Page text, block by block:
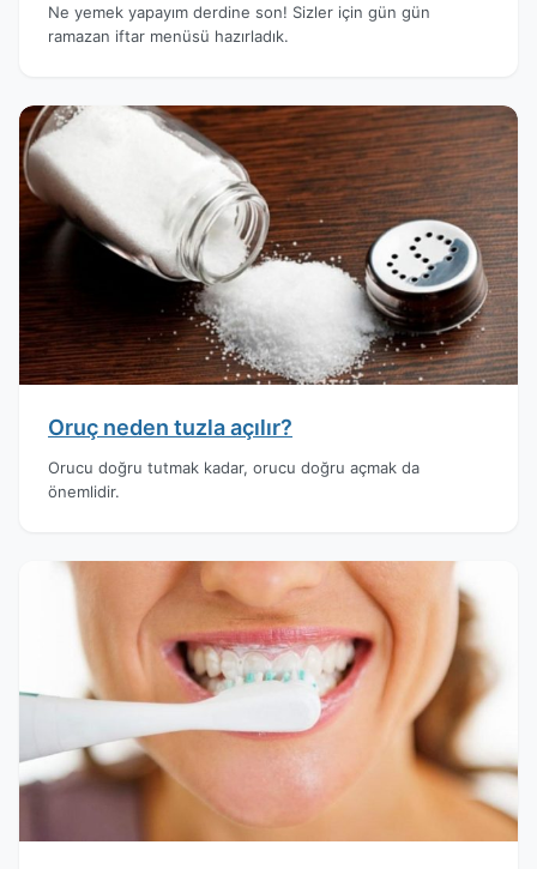
Ne yemek yapayım derdine son! Sizler için gün gün
ramazan iftar menüsü hazırladık.
Oruç neden tuzla açılır?
Orucu doğru tutmak kadar, orucu doğru açmak da
önemlidir.